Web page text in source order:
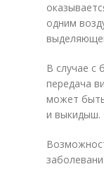
одним
В случае с
передача
может
и выкидыш.